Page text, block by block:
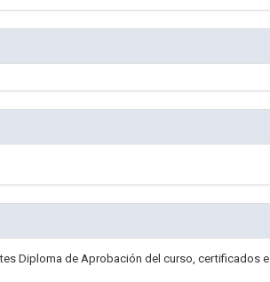
Diploma de Aprobación del curso, certificados e